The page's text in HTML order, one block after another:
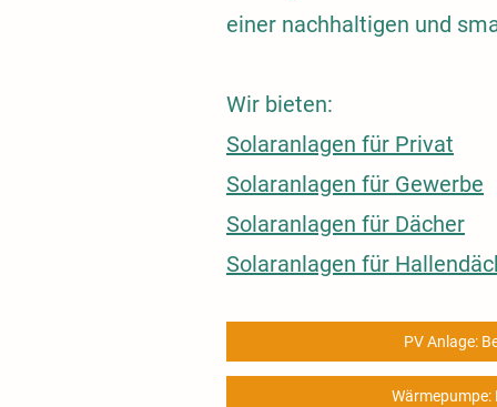
einer nachhaltigen und
Wir bieten:
Solaranlagen für Privat
Solaranlagen für Gewerbe
Solaranlagen für Dächer
Solaranlagen für
PV Anlage: